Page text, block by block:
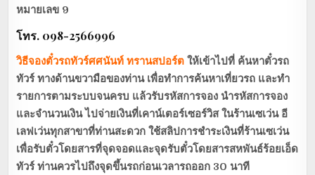
หมายเลข 9
โทร. 098-2566996
วิธีจองตั๋วรถทัวร์ศศนันท์ ทรานสปอร์ต ให้เข้าไปที่ ค้นหาตั๋วรถ
ทัวร์ ทางด้านขวามือของท่าน เพื่อทำการค้นหาเที่ยวรถ และทำ
รายการตามระบบจนครบ แล้วรับรหัสการจอง นำรหัสการจอง
และจำนวนเงิน ไปจ่ายเงินที่เคาน์เตอร์เซอร์วิส ในร้านเซเว่น อี
เลฟเว่นทุกสาขาที่ท่านสะดวก ใช้สลิปการชำระเงินที่ร้านเซเว่น
เพื่อรับตั๋วโดยสารที่จุดจอดและจุดรับตั๋วโดยสารสหพันธ์ร้อยเอ็ด
ทัวร์ท่านควรไปถึงจุดขึ้นรถก่อนเวลารถออก 30 นาที